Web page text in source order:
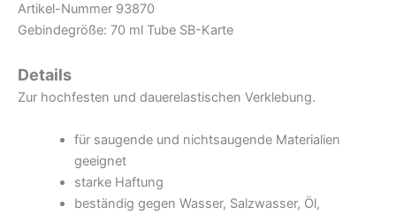
Artikel-Nummer 93870
Gebindegröße: 70 ml Tube SB-Karte
Details
Zur hochfesten und dauerelastischen Verklebung.
für saugende und nichtsaugende Materialien
geeignet
starke Haftung
beständig gegen Wasser, Salzwasser, Öl,